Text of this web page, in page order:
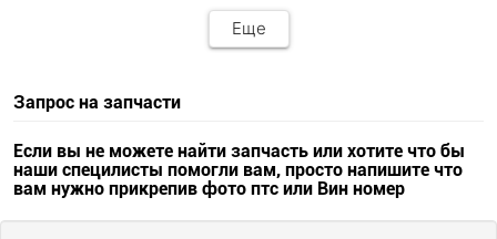
Еще
Запрос на запчасти
Если вы не можете найти запчасть или хотите что бы
наши специлисты помогли вам, просто напишите что
вам нужно прикрепив фото птс или Вин номер